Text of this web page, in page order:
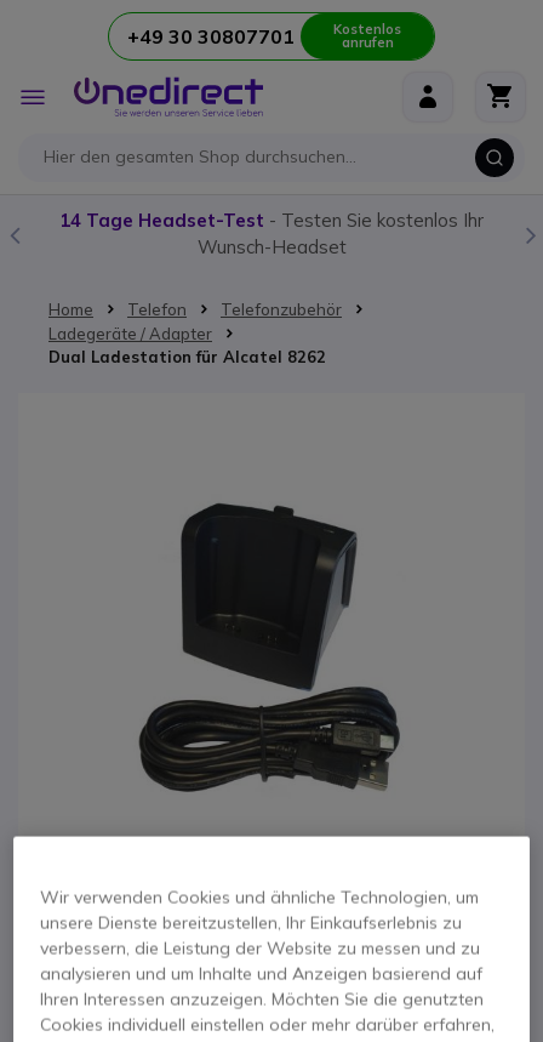
Zum Inhalt springen+49 30 30807701 Kostenlos
anrufen
Navigation
umschalten
14 Tage Headset-Test - Testen Sie kostenlos Ihr
Wunsch-Headset
Home Telefon
Telefonzubehör
Ladegeräte / Adapter
Dual Ladestation für Alcatel 8262
Dual Ladestation für
Alcatel 8262
Zum Anfang der Bildgalerie springen
Wir verwenden Cookies und ähnliche Technologien, um
unsere Dienste bereitzustellen, Ihr Einkaufserlebnis zu
verbessern, die Leistung der Website zu messen und zu
analysieren und um Inhalte und Anzeigen basierend auf
Ihren Interessen anzuzeigen. Möchten Sie die genutzten
Cookies individuell einstellen oder mehr darüber erfahren,